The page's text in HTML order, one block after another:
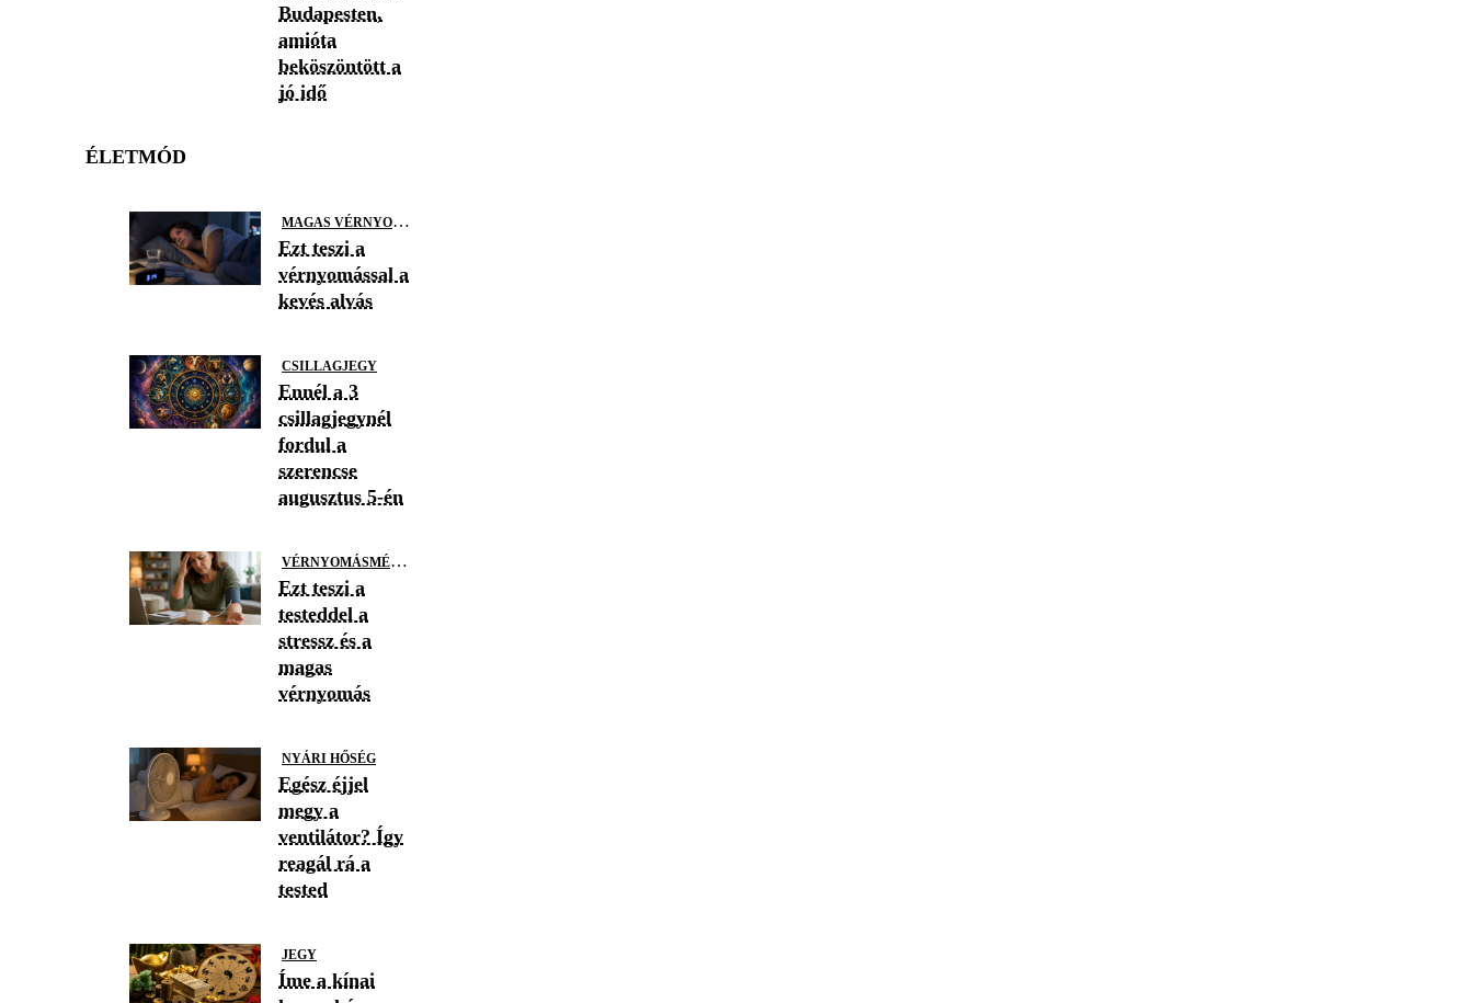
Budapesten,
amióta
beköszöntött a
jó idő
ÉLETMÓD
M
AGAS VÉRNYOMÁS
Ezt teszi a
vérnyomással a
kevés alvás
CSILLAGJEGY
Ennél a 3
csillagjegynél
fordul a
szerencse
augusztus 5-én
V
ÉRNYOMÁSMÉRÉS
Ezt teszi a
testeddel a
stressz és a
magas
vérnyomás
NYÁRI HŐSÉG
Egész éjjel
megy a
ventilátor? Így
reagál rá a
tested
JEGY
Íme a kínai